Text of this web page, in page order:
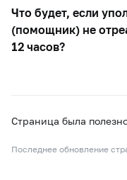
Что будет, если
(помощник) не
12 часов?
Страница была
Последнее обновление